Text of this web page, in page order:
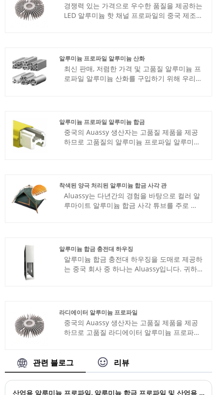
경쟁력 있는 가격으로 우수한 품질을 제공하는
LED 알루미늄 핫 채널 프로파일의 중국 제조
알루미늄 프로파일 알루미늄 산화
최신 판매, 저렴한 가격 및 고품질 알루미늄 프
로파일 알루미늄 산화를 구입하기 위해 우리
알루미늄 프로파일 알루미늄 합금
중국의 Auassy 생산자는 고품질 제품을 제공
하므로 고품질의 알루미늄 프로파일 알루미늄
착색된 양극 처리된 알루미늄 합금 사각 관
Aluassy는 다년간의 경험을 바탕으로 컬러 알
루마이트 알루미늄 합금 사각 튜브를 주로 생
알루미늄 합금 충전대 하우징
알루미늄 합금 충전대 하우징을 도매로 제공하
는 중국 회사 중 하나는 Aluassy입니다. 귀하
십시오. 우리는 품질 보증을 희생하면서 양심
중심의 헌신적인 서비스 표준을 고수합니다.
우리는 양심의 가책과 헌신적인 서비스의 기준
을 고수하므로 귀하는 안전함을 느낄 수 있습
라디에이터 알루미늄 프로파일
중국의 Auassy 생산자는 고품질 제품을 제공
하므로 고품질 라디에이터 알루미늄 프로파일
관련 블로그 리뷰
산업용 알루미늄 프로파일, 알루미늄 합금 프로파일 및 산업용 알루미늄 압출 프로파일은 엔지니어링 및 제조 분야에서 상당한 이점을 가지고 있습니다.